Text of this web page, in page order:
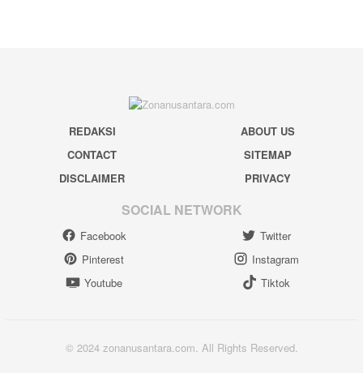
REDAKSI
ABOUT US
CONTACT
SITEMAP
DISCLAIMER
PRIVACY
SOCIAL NETWORK
Facebook
Twitter
Pinterest
Instagram
Youtube
Tiktok
© 2024 zonanusantara.com. All Rights Reserved.